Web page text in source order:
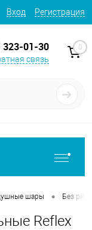
Вход Регистрация
323-01-30
связь
0
шары • Без
Reflex